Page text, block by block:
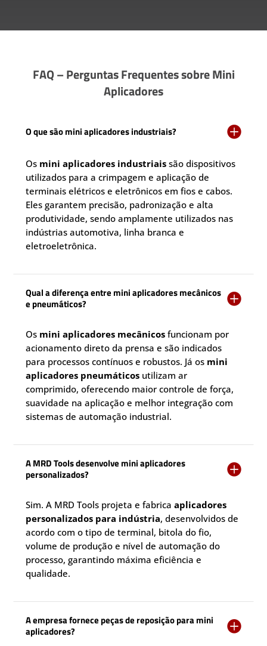
FAQ – Perguntas Frequentes sobre Mini
Aplicadores
O que são mini aplicadores industriais? 
Os mini aplicadores industriais são dispositivos
utilizados para a crimpagem e aplicação de
terminais elétricos e eletrônicos em fios e cabos.
Eles garantem precisão, padronização e alta
produtividade, sendo amplamente utilizados nas
indústrias automotiva, linha branca e
eletroeletrônica.
Qual a diferença entre mini aplicadores mecânicos
e pneumáticos?

Os mini aplicadores mecânicos funcionam por
acionamento direto da prensa e são indicados
para processos contínuos e robustos. Já os mini
aplicadores pneumáticos utilizam ar
comprimido, oferecendo maior controle de força,
suavidade na aplicação e melhor integração com
sistemas de automação industrial.
A MRD Tools desenvolve mini aplicadores
personalizados?

Sim. A MRD Tools projeta e fabricaaplicadores
personalizados para indústria, desenvolvidos de
acordo com o tipo de terminal, bitola do fio,
volume de produção e nível de automação do
processo, garantindo máxima eficiência e
qualidade.
A empresa fornece peças de reposição para mini
aplicadores?
